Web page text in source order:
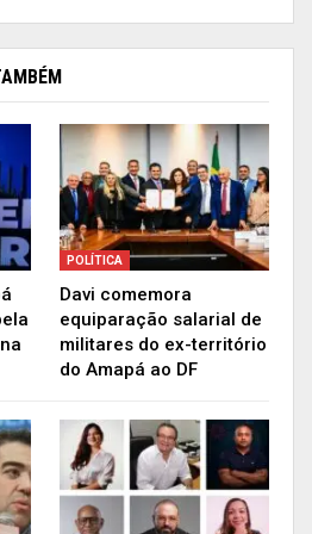
falou sobre as medidas de
a aplicação das eleições
do estado, através do
que ele diz ter sido
e de vanguarda da Justiça
jurídico, ele disse que
POLÍTICA
Davi comemora
equiparação salarial de
militares do ex-território
do Amapá ao DF